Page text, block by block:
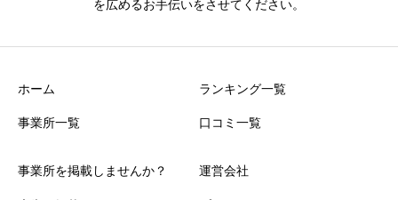
を広めるお手伝いをさせてください。
ホーム
事業所一覧
ランキング一覧
口コミ一覧
事業所を掲載しませんか？ 運営会社